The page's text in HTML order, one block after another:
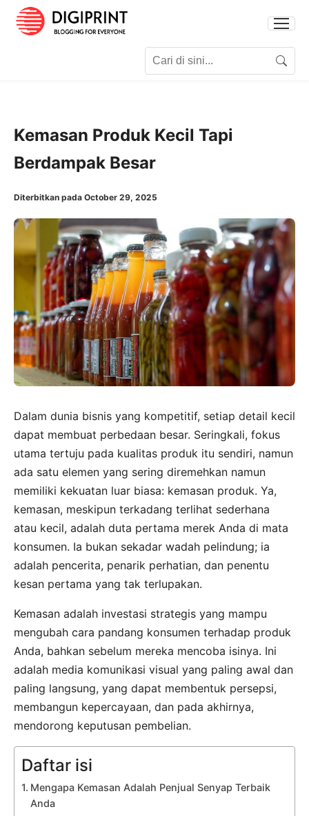
Search
Kemasan Produk Kecil Tapi
Berdampak Besar
Diterbitkan pada October 29, 2025
Dalam dunia bisnis yang kompetitif, setiap detail kecil
dapat membuat perbedaan besar. Seringkali, fokus
utama tertuju pada kualitas produk itu sendiri, namun
ada satu elemen yang sering diremehkan namun
memiliki kekuatan luar biasa: kemasan produk. Ya,
kemasan, meskipun terkadang terlihat sederhana
atau kecil, adalah duta pertama merek Anda di mata
konsumen. Ia bukan sekadar wadah pelindung; ia
adalah pencerita, penarik perhatian, dan penentu
kesan pertama yang tak terlupakan.
Kemasan adalah investasi strategis yang mampu
mengubah cara pandang konsumen terhadap produk
Anda, bahkan sebelum mereka mencoba isinya. Ini
adalah media komunikasi visual yang paling awal dan
paling langsung, yang dapat membentuk persepsi,
membangun kepercayaan, dan pada akhirnya,
mendorong keputusan pembelian.
Daftar isi
Mengapa Kemasan Adalah Penjual Senyap Terbaik
Anda